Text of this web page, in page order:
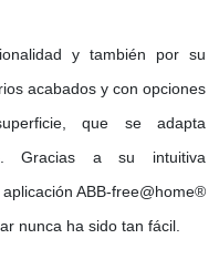
y también por su
acabados y con opciones
que se adapta
Gracias a su intuitiva
ABB-free@home®
nunca ha sido tan fácil.